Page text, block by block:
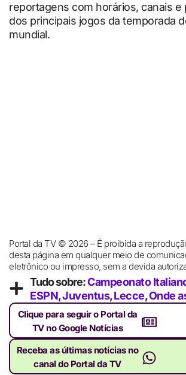
reportagens com horários, canais e
dos principais jogos da temporada
mundial.
Portal da TV © 2026 – É proibida a
desta página em qualquer meio de
eletrônico ou impresso, sem a devida
Tudo sobre:Campeonato
ESPN,Juventus,Lecce,Onde
Clique para seguir o Portal da
TV no Google Notícias
Receba as últimas notícias no
canal do Portal da TV